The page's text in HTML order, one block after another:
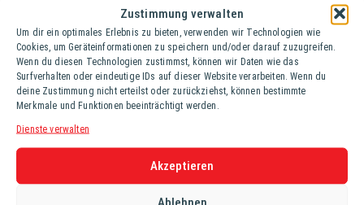
Zustimmung verwalten
Um dir ein optimales Erlebnis zu bieten, verwenden wir Technologien wie
Cookies, um Geräteinformationen zu speichern und/oder darauf zuzugreifen.
Wenn du diesen Technologien zustimmst, können wir Daten wie das
Surfverhalten oder eindeutige IDs auf dieser Website verarbeiten. Wenn du
deine Zustimmung nicht erteilst oder zurückziehst, können bestimmte
Merkmale und Funktionen beeinträchtigt werden.
Dienste verwalten
Akzeptieren
Wachauer
3,5mx3,5m
(1 Stk.)